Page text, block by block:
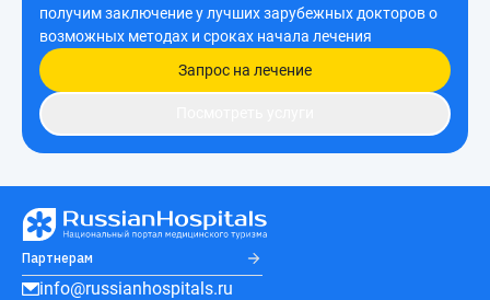
получим заключение у лучших зарубежных докторов о
возможных методах и сроках начала лечения
Запрос на лечение
Партнерам
info@russianhospitals.ru